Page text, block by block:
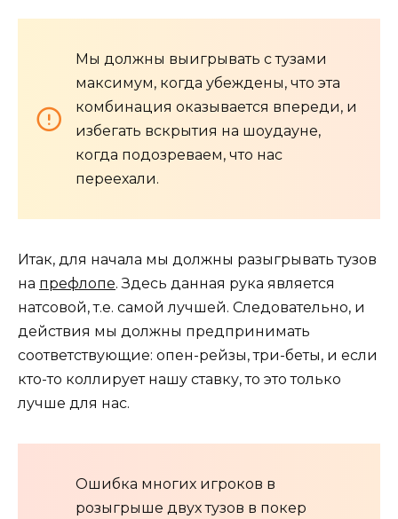
Мы должны выигрывать с тузами
максимум, когда убеждены, что эта
комбинация оказывается впереди, и
избегать вскрытия на шоудауне,
когда подозреваем, что нас
переехали.
Итак, для начала мы должны разыгрывать тузов
на префлопе. Здесь данная рука является
натсовой, т.е. самой лучшей. Следовательно, и
действия мы должны предпринимать
соответствующие: опен-рейзы, три-беты, и если
кто-то коллирует нашу ставку, то это только
лучше для нас.
Ошибка многих игроков в
розыгрыше двух тузов в покер